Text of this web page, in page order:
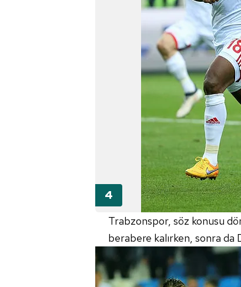
Trabzonspor, söz konusu
berabere kalırken, sonra da